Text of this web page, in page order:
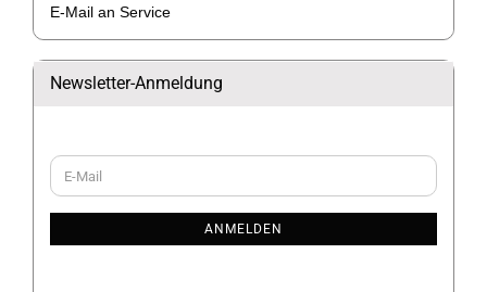
E-Mail an Service
Newsletter-Anmeldung
WEITER
ZUR
E-
Mail
ANMELDEN